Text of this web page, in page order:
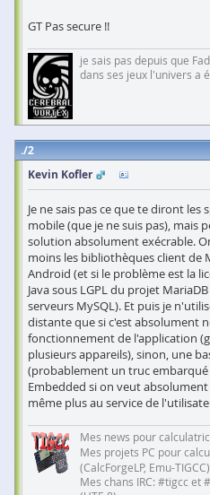
GT Pas secure !!
je sais pas depuis que
dans ses jeux l'univers a
2
Kevin Kofler
Je ne sais pas ce que te diront
mobile (que je ne suis pas), mais
solution absolument exécrable.
moins les bibliothèques client de
Android (et si le problème est la
Java sous LGPL du projet
serveurs MySQL). Et puis je
distante que si c'est absolument
fonctionnement de l'application
plusieurs appareils), sinon, une
(probablement un truc
Embedded si on veut
même plus au service de
Mes news pour
Mes projets PC pour
(CalcForgeLP, Emu-TIGCC)
Mes chans IRC: #tigcc